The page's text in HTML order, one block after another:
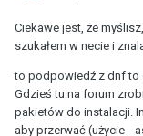
Ciekawe jest, że
szukałem w necie i
to podpowiedź z dnf to
Gdzieś tu na forum
pakietów do instalacji.
aby przerwać (użycie